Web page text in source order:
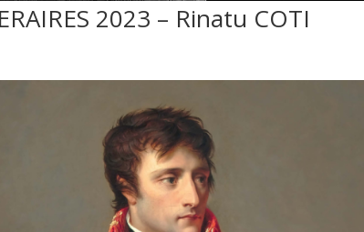
2023 – Rinatu COTI